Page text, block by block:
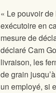
« Le pouvoir
exécutoire en
mesure de
déclaré Cam
livraison, les
de grain
un employé, si